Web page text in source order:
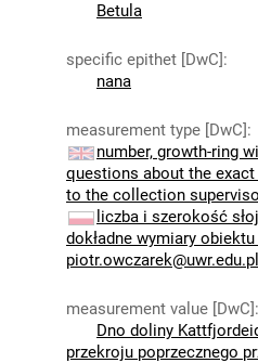
Betula
specific epithet [DwC]:
nana
measurement type [DwC]:
number, growth-ring
questions about the
to the collection
liczba i szerokość
dokładne wymiary
piotr.owczarek@uwr.edu.pl
measurement value [DwC]:
Dno doliny
przekroju poprzecznego